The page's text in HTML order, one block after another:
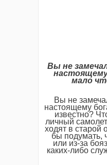
Вы не
мало
Вы не
настоящему
известно?
личный
ходят в
бы подумать,
или из-за
каких-либо